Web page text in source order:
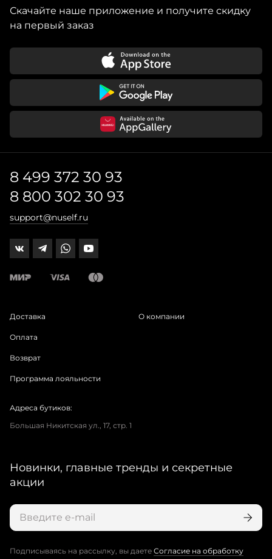
Скачайте наше приложение и получите скидку
на первый заказ
8 499 372 30 93
8 800 302 30 93
support@nuself.ru
Доставка
Оплата
Возврат
Программа лояльности
О компании
Адреса бутиков:
Большая Никитская ул., 17, стр. 1
Новинки, главные тренды и секретные
акции
Подписываясь на рассылку, вы даете Согласие на обработку